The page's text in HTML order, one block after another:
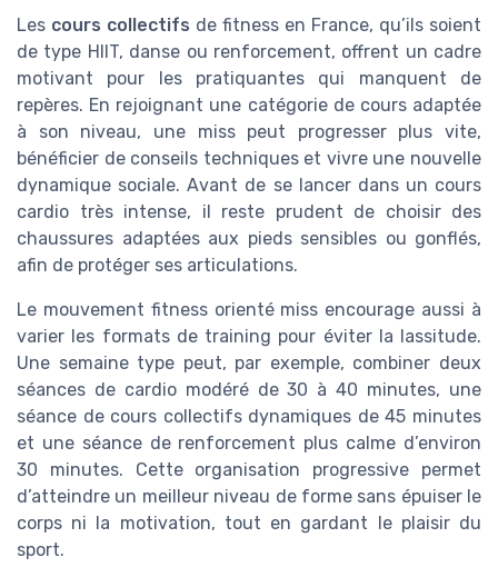
Les cours collectifs de fitness en France, qu’ils soient
de type HIIT, danse ou renforcement, offrent un cadre
motivant pour les pratiquantes qui manquent de
repères. En rejoignant une catégorie de cours adaptée
à son niveau, une miss peut progresser plus vite,
bénéficier de conseils techniques et vivre une nouvelle
dynamique sociale. Avant de se lancer dans un cours
cardio très intense, il reste prudent de choisir des
chaussures adaptées aux pieds sensibles ou gonflés,
afin de protéger ses articulations.
Le mouvement fitness orienté miss encourage aussi à
varier les formats de training pour éviter la lassitude.
Une semaine type peut, par exemple, combiner deux
séances de cardio modéré de 30 à 40 minutes, une
séance de cours collectifs dynamiques de 45 minutes
et une séance de renforcement plus calme d’environ
30 minutes. Cette organisation progressive permet
d’atteindre un meilleur niveau de forme sans épuiser le
corps ni la motivation, tout en gardant le plaisir du
sport.